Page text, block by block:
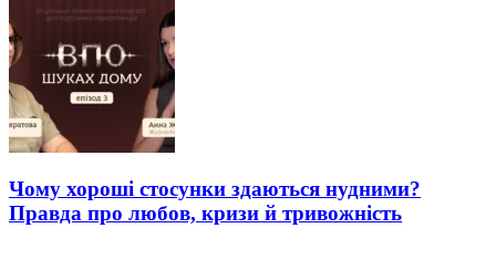
Чому хороші стосунки здаються нудними?
Правда про любов, кризи й тривожність